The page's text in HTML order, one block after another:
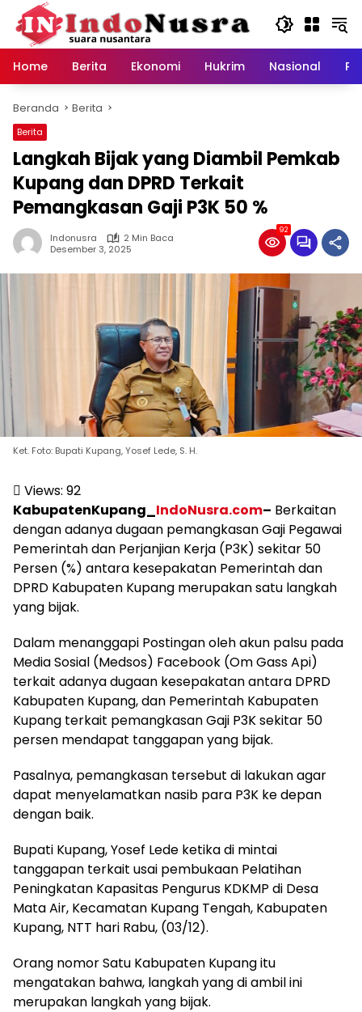
Langsung
konten
Home
Berita Ekonomi Hukrim Nasional
Beranda Berita
Berita
Langkah Bijak yang Diambil Pemkab
Kupang dan DPRD Terkait
Pemangkasan Gaji P3K 50 %
Indonusra
2 Min Baca
Desember 3, 2025
92
Ket. Foto: Bupati Kupang, Yosef Lede, S. H.
Views: 92
KabupatenKupang_IndoNusra.com– Berkaitan
dengan adanya dugaan pemangkasan Gaji Pegawai
Pemerintah dan Perjanjian Kerja (P3K) sekitar 50
Persen (%) antara kesepakatan Pemerintah dan
DPRD Kabupaten Kupang merupakan satu langkah
yang bijak.
Dalam menanggapi Postingan oleh akun palsu pada
Media Sosial (Medsos) Facebook (Om Gass Api)
terkait adanya dugaan kesepakatan antara DPRD
Kabupaten Kupang, dan Pemerintah Kabupaten
Kupang terkait pemangkasan Gaji P3K sekitar 50
persen mendapat tanggapan yang bijak.
Pasalnya, pemangkasan tersebut di lakukan agar
dapat menyelamatkan nasib para P3K ke depan
dengan baik.
Bupati Kupang, Yosef Lede ketika di mintai
tanggapan terkait usai pembukaan Pelatihan
Peningkatan Kapasitas Pengurus KDKMP di Desa
Mata Air, Kecamatan Kupang Tengah, Kabupaten
Kupang, NTT hari Rabu, (03/12).
Orang nomor Satu Kabupaten Kupang itu
mengatakan bahwa, langkah yang di ambil ini
merupakan langkah yang bijak.